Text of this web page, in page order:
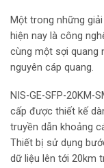
Một trong những
hiện nay là công
cùng một sợi quang
nguyên cáp quang.
NIS-GE-SFP-20KM-
cấp được thiết kế
truyền dẫn khoảng
Thiết bị sử dụng
dữ liệu lên tới 20km